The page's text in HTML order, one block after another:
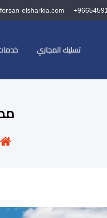
elsharkia.com
تسليك المجاري